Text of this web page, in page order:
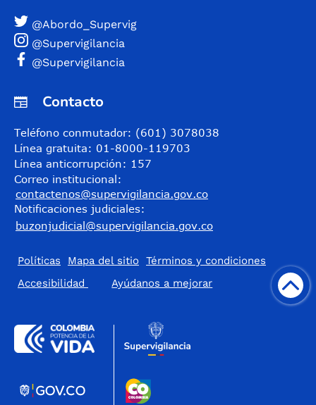
@Abordo_Supervig
@Supervigilancia
@Supervigilancia
Contacto
Teléfono conmutador: (601) 3078038
Línea gratuita: 01-8000-119703
Línea anticorrupción: 157
Correo institucional:
contactenos@supervigilancia.gov.co
Notificaciones judiciales:
buzonjudicial@supervigilancia.gov.co
Políticas Mapa del sitio
Términos y condiciones
Accesibilidad
​Ayúdanos a mejorar